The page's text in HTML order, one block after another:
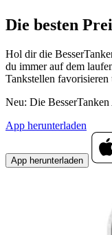
Die besten
Hol dir die
du immer auf dem
Tankstellen
Neu: Die
App herunterladen
App herunterladen